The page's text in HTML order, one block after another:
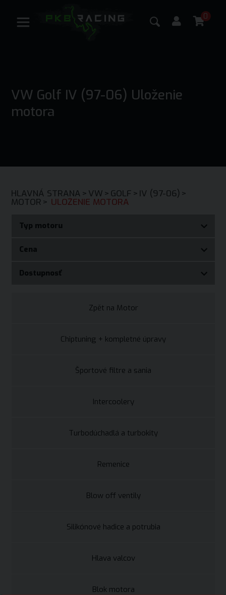
0
VW Golf IV (97-06) Uloženie
motora
HLAVNÁ STRANA > VW > GOLF > IV (97-06) >
MOTOR > ULOŽENIE MOTORA
Typ motoru
Cena
Dostupnosť
Zpět na Motor
Chiptuning + kompletné úpravy
Športové filtre a sania
Intercoolery
Turbodúchadlá a turbokity
Remenice
Blow off ventily
Silikónové hadice a potrubia
Hlava valcov
Blok motora